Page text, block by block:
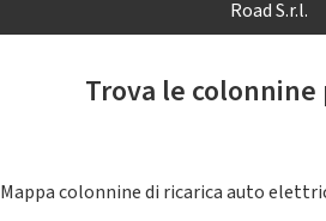
Road S.r.l.
Trova le
Mappa colonnine di ricarica auto